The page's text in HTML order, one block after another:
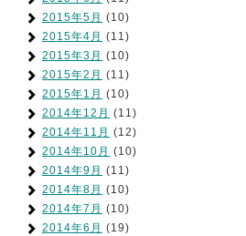
2015年5月 (10)
2015年4月 (11)
2015年3月 (10)
2015年2月 (11)
2015年1月 (10)
2014年12月 (11)
2014年11月 (12)
2014年10月 (10)
2014年9月 (11)
2014年8月 (10)
2014年7月 (10)
2014年6月 (19)